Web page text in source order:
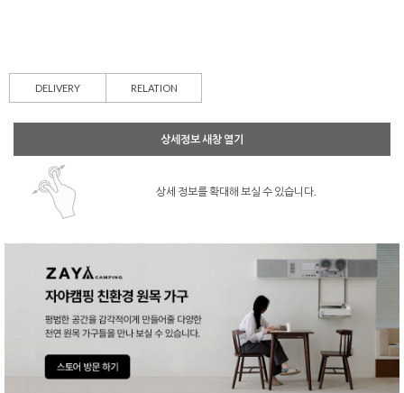
DELIVERY RELATION
상세정보 새창 열기
상세 정보를 확대해 보실 수 있습니다.